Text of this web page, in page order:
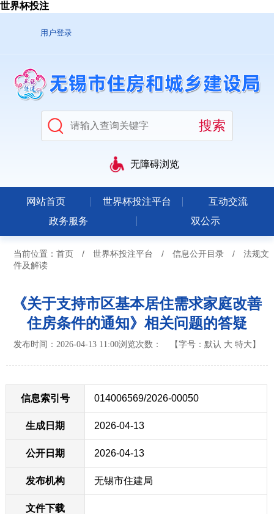
世界杯投注
用户登录
无障碍浏览
网站首页 世界杯投注平台
互动交流
政务服务
双公示
当前位置： 首页 / 世界杯投注平台 / 信息公开目录 /
法规文
件及解读
《关于支持市区基本居住需求家庭改善
住房条件的通知》相关问题的答疑
发布时间：2026-04-13 11:00浏览次数： 【字号： 默认 大 特大 】
信息索引号 014006569/2026-00050
生成日期 2026-04-13
公开日期 2026-04-13
发布机构 无锡市住建局
文件下载